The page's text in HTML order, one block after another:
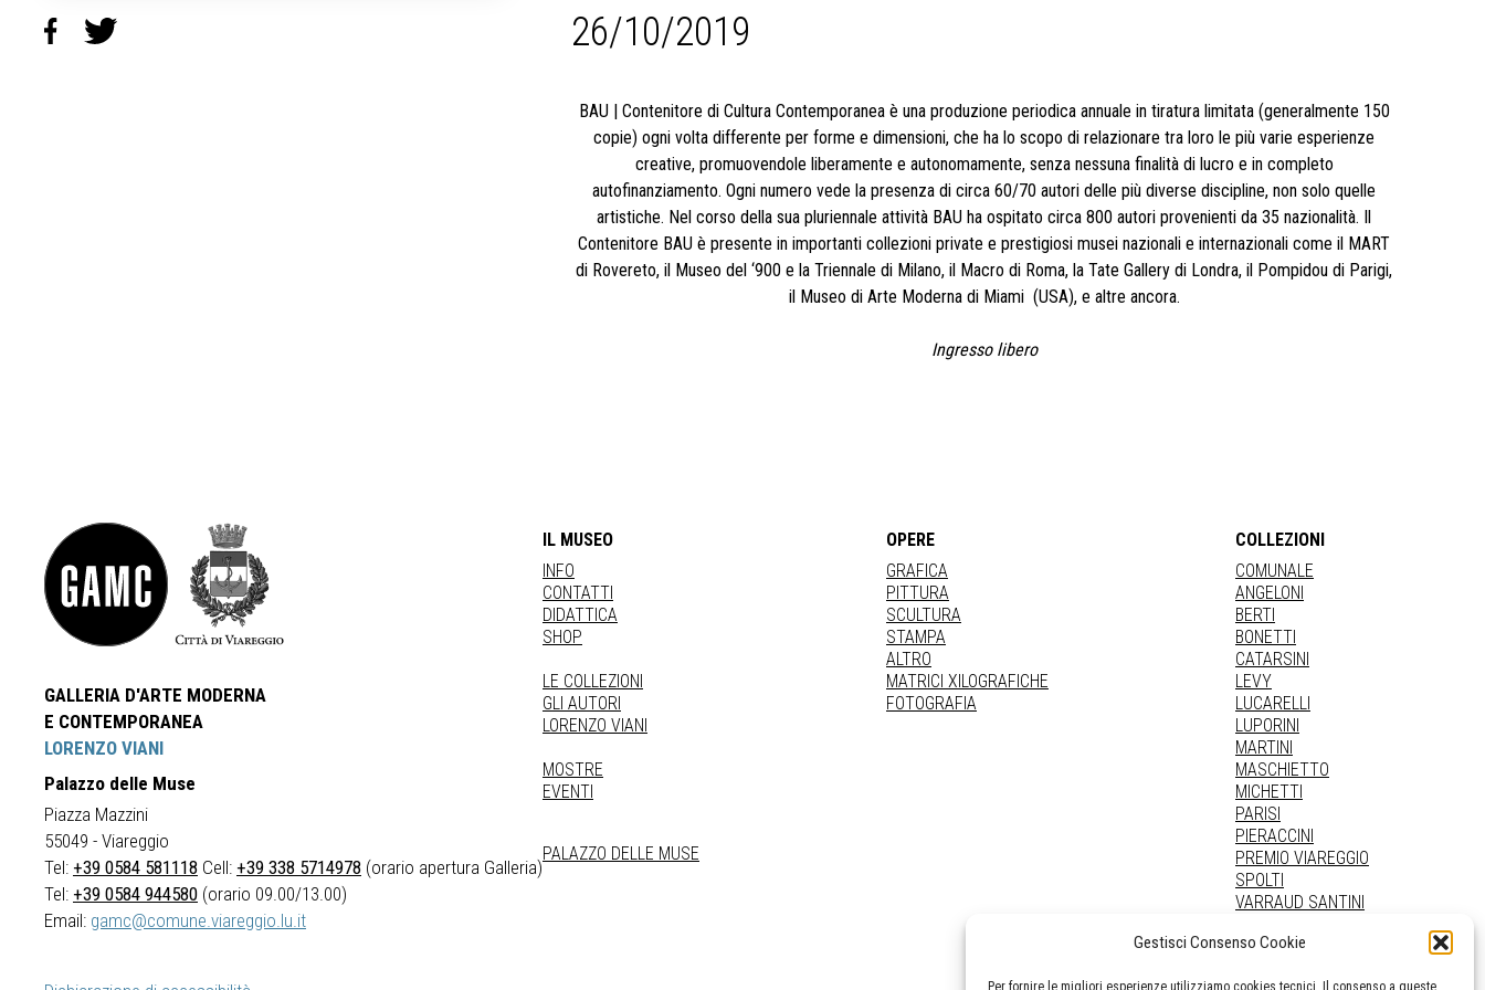
Gestisci Consenso Cookie
Per fornire le migliori esperienze utilizziamo cookies tecnici. Il consenso a queste
26/10/2019
BAU | Contenitore di Cultura Contemporanea è una produzione periodica annuale in tiratura limitata (generalmente 150
copie) ogni volta differente per forme e dimensioni, che ha lo scopo di relazionare tra loro le più varie esperienze
creative, promuovendole liberamente e autonomamente, senza nessuna finalità di lucro e in completo
autofinanziamento. Ogni numero vede la presenza di circa 60/70 autori delle più diverse discipline, non solo quelle
artistiche. Nel corso della sua pluriennale attività BAU ha ospitato circa 800 autori provenienti da 35 nazionalità. Il
Contenitore BAU è presente in importanti collezioni private e prestigiosi musei nazionali e internazionali come il MART
di Rovereto, il Museo del ‘900 e la Triennale di Milano, il Macro di Roma, la Tate Gallery di Londra, il Pompidou di Parigi,
il Museo di Arte Moderna di Miami (USA), e altre ancora.
Ingresso libero
GALLERIA D'ARTE MODERNA
E CONTEMPORANEA
LORENZO VIANI
Palazzo delle Muse
Piazza Mazzini
55049 - Viareggio
Tel: +39 0584 581118 Cell: +39 338 5714978 (orario apertura Galleria)
Tel: +39 0584 944580 (orario 09.00/13.00)
Email: gamc@comune.viareggio.lu.it
IL MUSEO
INFO
CONTATTI
DIDATTICA
SHOP
LE COLLEZIONI
GLI AUTORI
LORENZO VIANI
MOSTRE
EVENTI
PALAZZO DELLE MUSE
OPERE
GRAFICA
PITTURA
SCULTURA
STAMPA
ALTRO
MATRICI XILOGRAFICHE
FOTOGRAFIA
COLLEZIONI
COMUNALE
ANGELONI
BERTI
BONETTI
CATARSINI
LEVY
LUCARELLI
LUPORINI
MARTINI
MASCHIETTO
MICHETTI
PARISI
PIERACCINI
PREMIO VIAREGGIO
SPOLTI
VARRAUD SANTINI